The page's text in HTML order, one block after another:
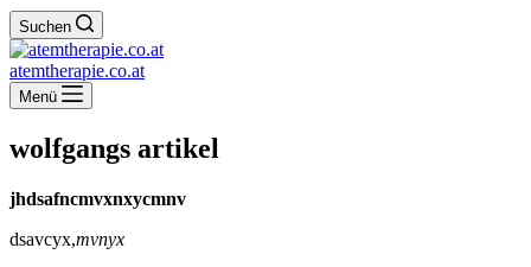
Suchen
atemtherapie.co.at
Menü
wolfgangs artikel
jhdsafncmvxnxycmnv
dsavcyx,mvnyx